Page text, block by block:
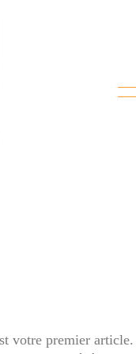
votre premier article.